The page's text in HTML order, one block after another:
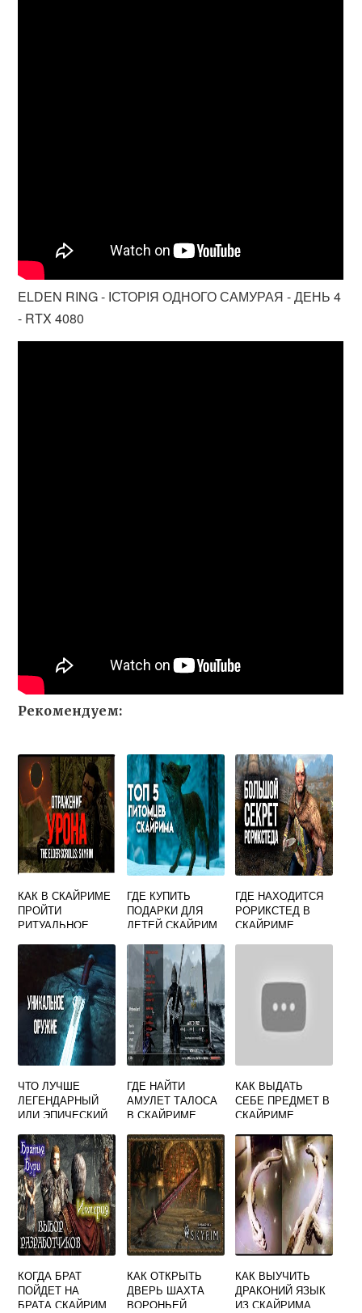
ELDEN RING - ІСТОРІЯ ОДНОГО САМУРАЯ - ДЕНЬ 4
- RTX 4080
Рекомендуем:
КАК В СКАЙРИМЕ
ПРОЙТИ
РИТУАЛЬНОЕ
РАЗРУШЕНИЯ
ГДЕ КУПИТЬ
ПОДАРКИ ДЛЯ
ДЕТЕЙ СКАЙРИМ
ГДЕ НАХОДИТСЯ
РОРИКСТЕД В
СКАЙРИМЕ
ЧТО ЛУЧШЕ
ЛЕГЕНДАРНЫЙ
ИЛИ ЭПИЧЕСКИЙ
ГДЕ НАЙТИ
АМУЛЕТ ТАЛОСА
В СКАЙРИМЕ
КАК ВЫДАТЬ
СЕБЕ ПРЕДМЕТ В
СКАЙРИМЕ
КОГДА БРАТ
ПОЙДЕТ НА
БРАТА СКАЙРИМ
КАК ОТКРЫТЬ
ДВЕРЬ ШАХТА
ВОРОНЬЕЙ
КАК ВЫУЧИТЬ
ДРАКОНИЙ ЯЗЫК
ИЗ СКАЙРИМА